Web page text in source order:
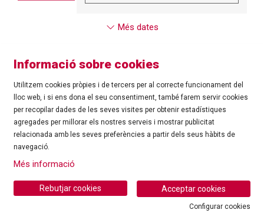
Més dates
©Ajuntament de Roses| C/ Tarragona, 81 | 17480 ROSES
Tel.: 972 25 24 00 |cultura@roses.cat
Sitemap | Ús de Cookies
Informació sobre cookies
Utilitzem cookies pròpies i de tercers per al correcte funcionament del
lloc web, i si ens dona el seu consentiment, també farem servir cookies
per recopilar dades de les seves visites per obtenir estadístiques
agregades per millorar els nostres serveis i mostrar publicitat
relacionada amb les seves preferències a partir dels seus hàbits de
navegació.
Més informació
Acceptar cookies
Rebutjar cookies
Configurar cookies